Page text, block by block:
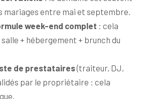
mariages entre mai et septembre.
week-end complet : cela
+ hébergement + brunch du
de prestataires(traiteur, DJ,
par le propriétaire : cela